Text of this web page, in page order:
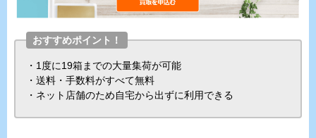
おすすめポイント！
・1度に19箱までの大量集荷が可能
・送料・手数料がすべて無料
・ネット店舗のため自宅から出ずに利用できる